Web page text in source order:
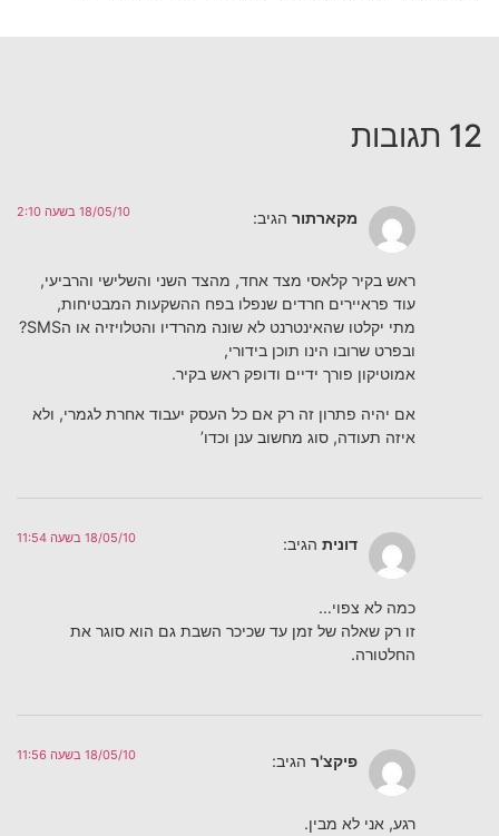
12 תגובות
מקארתור הגיב: 18/05/10 בשעה 2:10
ראש בקיר קלאסי מצד אחד, מהצד השני והשלישי והרביעי,
עוד פראיירים חרדים שנפלו בפח ההשקעות המבטיחות,
מתי יקלטו שהאינטרנט לא שונה מהרדיו והטלויזיה או הSMS?
ובפרט שרובו הינו תוכן בידורי,
אמוטיקון פורך ידיים ודופק ראש בקיר.
אם יהיה פתרון זה רק אם כל העסק יעבוד אחרת לגמרי, ולא
איזה תעודה, סוג מחשוב ענן וכדו’
דונית הגיב: 18/05/10 בשעה 11:54
כמה לא צפוי…
זו רק שאלה של זמן עד שכיכר השבת גם הוא סוגר את
החלטורה.
פיקצ'ר הגיב: 18/05/10 בשעה 11:56
רגע, אני לא מבין.